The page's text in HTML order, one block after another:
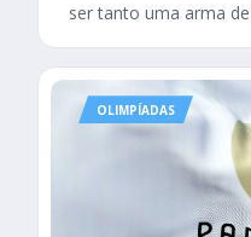
ser tanto uma arma
OLIMPÍADAS